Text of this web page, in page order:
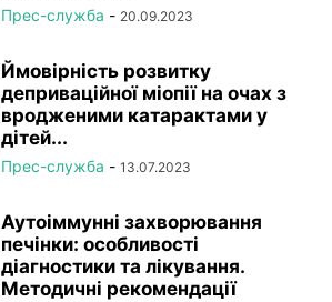
Прес-служба - 20.09.2023
Ймовірність розвитку
деприваційної міопії на очах з
вродженими катарактами у
дітей...
Прес-служба - 13.07.2023
Аутоіммунні захворювання
печінки: особливості
діагностики та лікування.
Методичні рекомендації